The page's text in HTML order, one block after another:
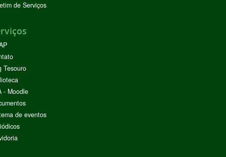
de Serviços
Tesouro
- Moodle
de eventos